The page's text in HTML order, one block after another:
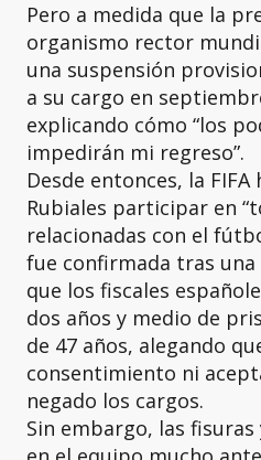
Pero a medida que la
organismo rector
una suspensión
a su cargo en
explicando cómo “los
impedirán mi regreso”.
Desde entonces, la
Rubiales participar en
relacionadas con el
fue confirmada tras
que los fiscales
dos años y medio de
de 47 años, alegando
consentimiento ni
negado los cargos.
Sin embargo, las